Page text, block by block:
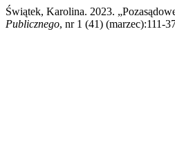
Świątek, Karolina. 2023.
Publicznego, nr 1 (41) (marzec):111-